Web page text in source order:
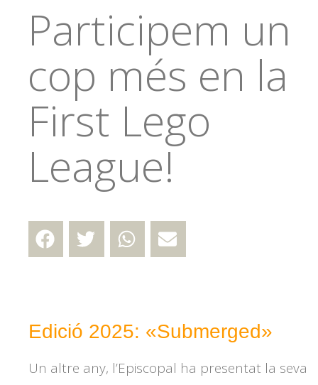
Participem un
cop més en la
First Lego
League!
Edició 2025: «Submerged»
Un altre any, l’Episcopal ha presentat la seva